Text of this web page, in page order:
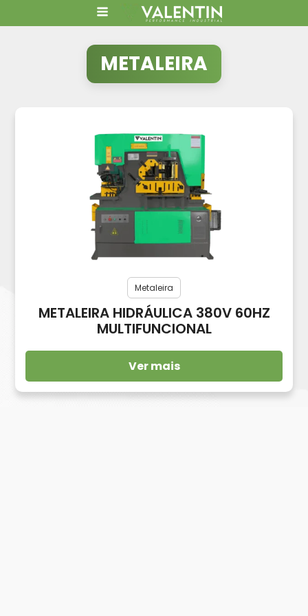
METALEIRA
Metaleira
METALEIRA HIDRÁULICA 380V 60HZ
MULTIFUNCIONAL
Ver mais